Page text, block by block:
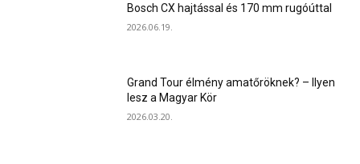
Bosch CX hajtással és 170 mm rugóúttal
2026.06.19.
Grand Tour élmény amatőröknek? – Ilyen
lesz a Magyar Kör
2026.03.20.